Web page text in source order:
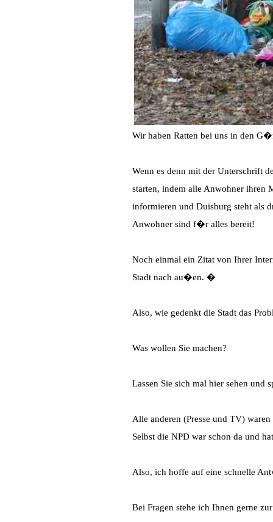
Wir haben Ratten bei uns in den
Wenn es denn mit der Unterschrift
starten, indem alle Anwohner
informieren und Duisburg steht als
Anwohner sind f�r alles bereit!
Noch einmal ein Zitat von Ihrer
Stadt nach au�en. �
Also, wie gedenkt die Stadt das
Was wollen Sie machen?
Lassen Sie sich mal hier sehen und
Alle anderen (Presse und TV)
Selbst die NPD war schon da und
Also, ich hoffe auf eine schnelle
Bei Fragen stehe ich Ihnen gerne